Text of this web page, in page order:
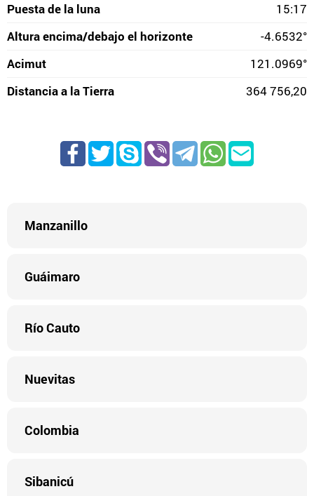
Puesta de la luna
15:17
Altura encima/debajo el horizonte
-4.6532°
Acimut
121.0969°
Distancia a la Tierra
364 756,20
Manzanillo
Guáimaro
Río Cauto
Nuevitas
Colombia
Sibanicú